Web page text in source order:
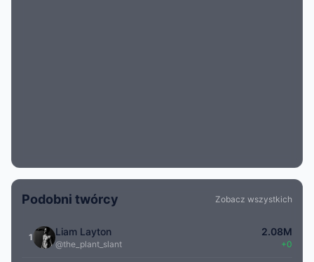
Podobni twórcy Zobacz wszystkich
1 Liam Layton
@the_plant_slant
2.08M
+0